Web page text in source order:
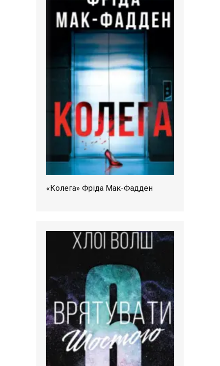
«Колега» Фріда Мак-Фадден